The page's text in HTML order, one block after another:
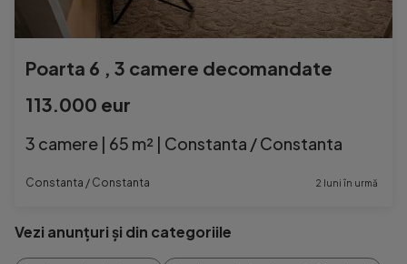
Poarta 6 , 3 camere decomandate
113.000 eur
3 camere | 65 m² | Constanta / Constanta
Constanta / Constanta 2 luni în urmă
Vezi anunțuri și din categoriile